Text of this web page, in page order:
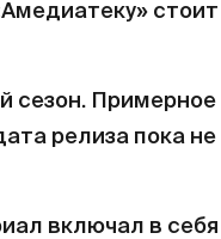
стоит
сезон. Примерное
релиза пока не
включал в себя